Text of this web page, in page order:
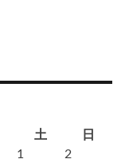
土
日
1
2